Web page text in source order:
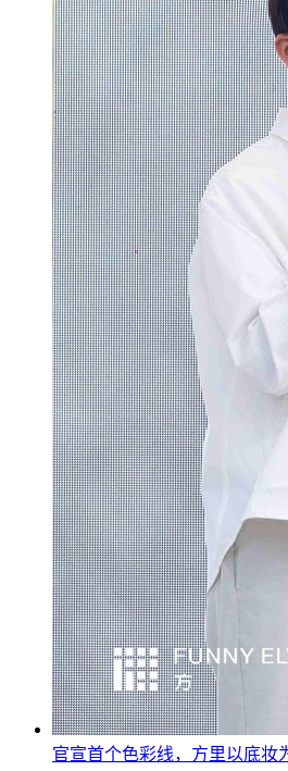
官宣首个色彩线，方里以底妆